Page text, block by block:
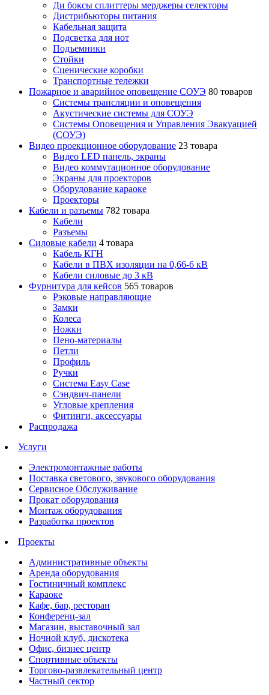
Ди боксы сплиттеры мерджеры селекторы
Дистрибьюторы питания
Кабельная защита
Подсветка для нот
Подъемники
Стойки
Сценические коробки
Транспортные тележки
Пожарное и аварийное оповещение СОУЭ 80 товаров
Cистемы трансляции и оповещения
Акустические системы для СОУЭ
Системы Оповещения и Управления Эвакуацией
(СОУЭ)
Видео проекционное оборудование 23 товара
Видео LED панель, экраны
Видео коммутационное оборудование
Экраны для проекторов
Оборудование караоке
Проекторы
Кабели и разъемы 782 товара
Кабели
Разъемы
Силовые кабели 4 товара
Кабель КГН
Кабели в ПВХ изоляции на 0,66-6 кВ
Кабели силовые до 3 кВ
Фурнитура для кейсов 565 товаров
Рэковые направляющие
Замки
Колеса
Ножки
Пено-материалы
Петли
Профиль
Ручки
Система Easy Case
Сэндвич-панели
Угловые крепления
Фитинги, аксессуары
Распродажа
Услуги
Электромонтажные работы
Поставка светового, звукового оборудования
Сервисное Обслуживание
Прокат оборудования
Монтаж оборудования
Разработка проектов
Проекты
Административные объекты
Аренда оборудования
Гостиничный комплекс
Караоке
Кафе, бар, ресторан
Конференц-зал
Магазин, выставочный зал
Ночной клуб, дискотека
Офис, бизнес центр
Спортивные объекты
Торгово-развлекательный центр
Частный сектор